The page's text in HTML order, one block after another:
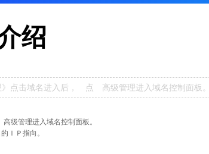
绍
点击域名进入后， 点 高级管理进入域名控制面板。
级管理进入域名控制面板。
ＩＰ指向。